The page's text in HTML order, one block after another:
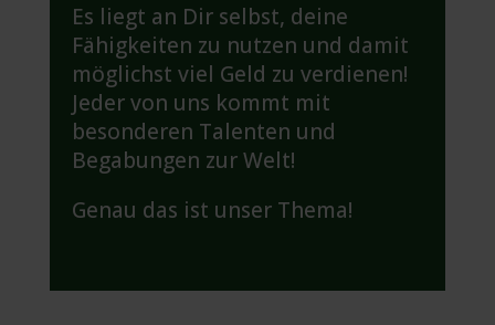
Es liegt an Dir selbst, deine
Fähigkeiten zu nutzen und damit
möglichst viel Geld zu verdienen!
Jeder von uns kommt mit
besonderen Talenten und
Begabungen zur Welt!
Genau das ist unser Thema!